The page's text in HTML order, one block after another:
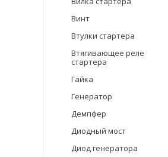
Винт
Втулки стартера
Втягивающее реле
стартера
Гайка
Генератор
Демпфер
Диодный мост
Диод генератора